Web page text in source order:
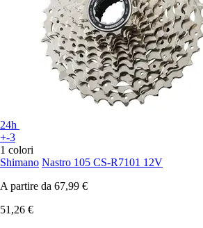
24h
+-3
1 colori
Shimano Nastro 105 CS-R7101 12V
A partire da 67,99 €
51,26 €